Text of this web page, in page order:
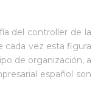
del controller de la
cada vez esta figura
de organización, a
español son